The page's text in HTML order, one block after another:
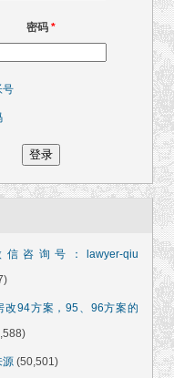
密码 *
号
咨询号：lawyer-qiu
改94方案，95、96方案的
源 (50,501)